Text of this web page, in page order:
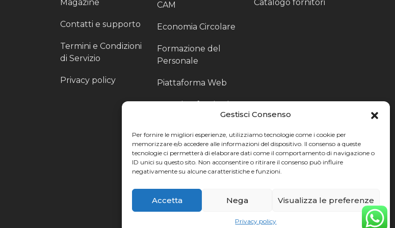
Gestisci Consenso
Per fornire le migliori esperienze, utilizziamo tecnologie come i cookie per
memorizzare e/o accedere alle informazioni del dispositivo. Il consenso a queste
tecnologie ci permetterà di elaborare dati come il comportamento di navigazione o
ID unici su questo sito. Non acconsentire o ritirare il consenso può influire
negativamente su alcune caratteristiche e funzioni.
Accetta Nega Visualizza le preferenze
Privacy policy
Magazine
Contatti e supporto
Termini e Condizioni
di Servizio
Privacy policy
CAM
Economia Circolare
Formazione del
Personale
Piattaforma Web
Scouting fornitori
Particolari
Raccoglitori di Fine
Linea
Catalogo fornitori